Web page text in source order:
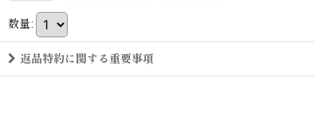
数量:
返品特約に関する重要事項